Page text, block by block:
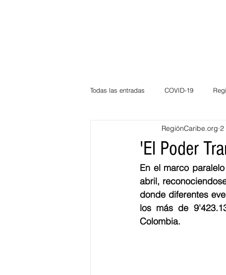
Todas las entradas COVID-19
Atlántico La
Bloggeros
Educación BID
'El Poder
RegiónCaribe.org 2
En el marco
abril,
donde diferentes
los más de
Colombia.